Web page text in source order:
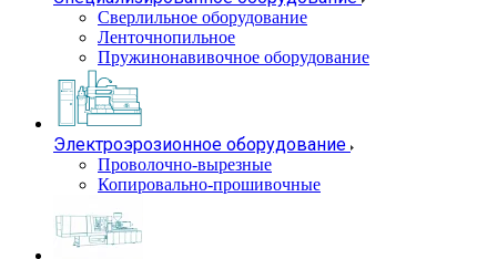
Сверлильное оборудование
Ленточнопильное
Пружинонавивочное оборудование
Электроэрозионное оборудование
Проволочно-вырезные
Копировально-прошивочные